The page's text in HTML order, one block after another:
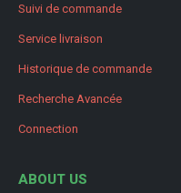
Suivi de commande
Service livraison
Historique de commande
Recherche Avancée
Connection
ABOUT US